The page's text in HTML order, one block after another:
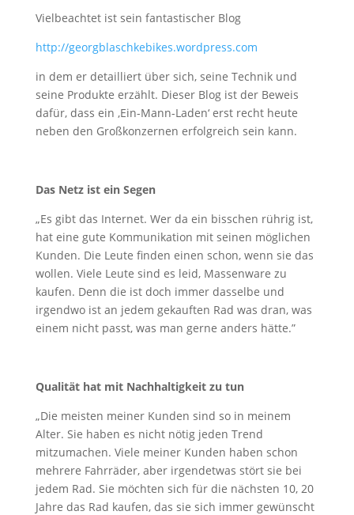
Vielbeachtet ist sein fantastischer Blog
http://georgblaschkebikes.wordpress.com
in dem er detailliert über sich, seine Technik und
seine Produkte erzählt. Dieser Blog ist der Beweis
dafür, dass ein ‚Ein-Mann-Laden‘ erst recht heute
neben den Großkonzernen erfolgreich sein kann.
Das Netz ist ein Segen
„Es gibt das Internet. Wer da ein bisschen rührig ist,
hat eine gute Kommunikation mit seinen möglichen
Kunden. Die Leute finden einen schon, wenn sie das
wollen. Viele Leute sind es leid, Massenware zu
kaufen. Denn die ist doch immer dasselbe und
irgendwo ist an jedem gekauften Rad was dran, was
einem nicht passt, was man gerne anders hätte.”
Qualität hat mit Nachhaltigkeit zu tun
„Die meisten meiner Kunden sind so in meinem
Alter. Sie haben es nicht nötig jeden Trend
mitzumachen. Viele meiner Kunden haben schon
mehrere Fahrräder, aber irgendetwas stört sie bei
jedem Rad. Sie möchten sich für die nächsten 10, 20
Jahre das Rad kaufen, das sie sich immer gewünscht